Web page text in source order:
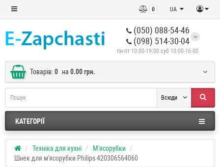
UA
0
(050) 088-54-46
(098) 514-30-04
пн-пт 10:00-19:00 суб 10:00-16:00
Товарів:0 на 0.00 грн.
Всюди
КАТЕГОРІЇ
Техніка для кухні
М'ясорубки
Шнек для м'ясорубки Philips 420306564060